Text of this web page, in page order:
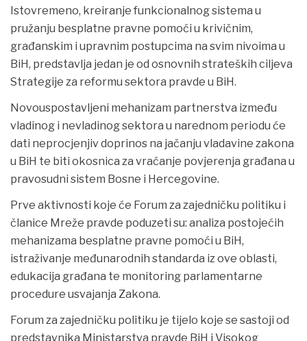
Istovremeno, kreiranje funkcionalnog sistema u
pružanju besplatne pravne pomoći u krivičnim,
građanskim i upravnim postupcima na svim nivoima u
BiH, predstavlja jedan je od osnovnih strateških ciljeva
Strategije za reformu sektora pravde u BiH.
Novouspostavljeni mehanizam partnerstva između
vladinog i nevladinog sektora u narednom periodu će
dati neprocjenjiv doprinos na jačanju vladavine zakona
u BiH te biti okosnica za vraćanje povjerenja građana u
pravosudni sistem Bosne i Hercegovine.
Prve aktivnosti koje će Forum za zajedničku politiku i
članice Mreže pravde poduzeti su: analiza postojećih
mehanizama besplatne pravne pomoći u BiH,
istraživanje međunarodnih standarda iz ove oblasti,
edukacija građana te monitoring parlamentarne
procedure usvajanja Zakona.
Forum za zajedničku politiku je tijelo koje se sastoji od
predstavnika Ministarstva pravde BiH i Visokog